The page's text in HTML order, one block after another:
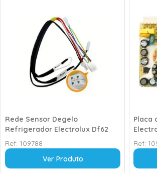
Rede Sensor Degelo
Refrigerador Electrolux Df62
/Df62x /Df80 /Dfi80 /Dt80x
Ref: 109788
Ver Produto
Placa
Ref: